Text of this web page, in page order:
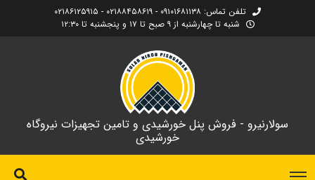
تلفن تماس: ۰۹۱۰۱۶۸۱۱۳۸ - ۰۲۱۸۸۴۵۸۶۱۹ - ۰۲۱۸۶۱۲۵۹۱۵
شنبه تا چهارشنبه از ۹ صبح تا ۱۷ و پنجشنبه تا ۱۲:۳۰
سولارنیرو - فروش پنل خورشیدی و تامین تجهیزات نیروگاه
خورشیدی